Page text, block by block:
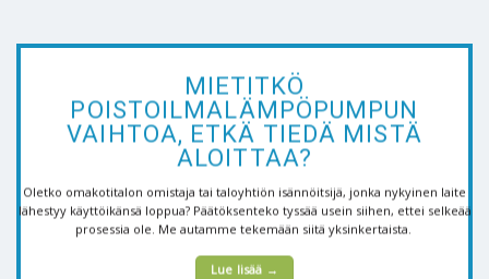
MIETITKÖ
POISTOILMALÄMPÖPUMPUN
VAIHTOA, ETKÄ TIEDÄ MISTÄ
ALOITTAA?
Oletko omakotitalon omistaja tai taloyhtiön isännöitsijä, jonka nykyinen laite
lähestyy käyttöikänsä loppua? Päätöksenteko tyssää usein siihen, ettei selkeää
prosessia ole. Me autamme tekemään siitä yksinkertaista.
Lue lisää →